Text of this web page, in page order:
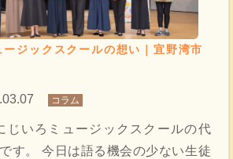
ージックスクールの想い｜宜野湾市
コラム
じいろミュージックスクールの代
す。 今日は語る機会の少ない生徒